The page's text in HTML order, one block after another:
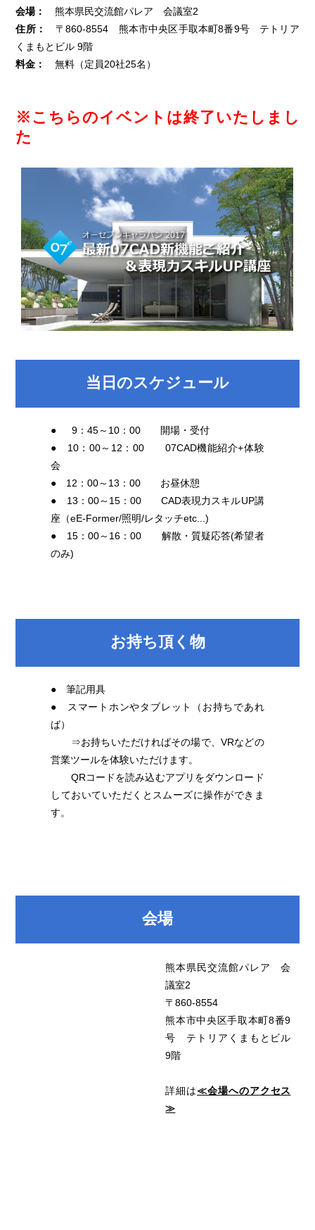
会場：
熊本県民交流館パレア 会議室2
住所： 〒860-8554 熊本市中央区手取本町8番9号 テトリア
くまもとビル 9階
料金：
無料（定員20社25名）
※こちらのイベントは終了いたしまし
た
当日のスケジュール
● 09：45～10：00 開場・受付
● 10：00～12：00 07CAD機能紹介+体験
会
● 12：00～13：00 お昼休憩
● 13：00～15：00 CAD表現力スキルUP講
座（eE-Former/照明/レタッチetc...)
● 15：00～16：00 解散・質疑応答(希望者
のみ)
お持ち頂く物
● 筆記用具
● スマートホンやタブレット（お持ちであれ
ば）
⇒お持ちいただければその場で、VRなどの
営業ツールを体験いただけます。
QRコードを読み込むアプリをダウンロード
しておいていただくとスムーズに操作ができま
す。
会場
熊本県民交流館パレア 会
議室2
〒860-8554
熊本市中央区手取本町8番9
号 テトリアくまもとビル
9階
詳細は≪会場へのアクセス
≫